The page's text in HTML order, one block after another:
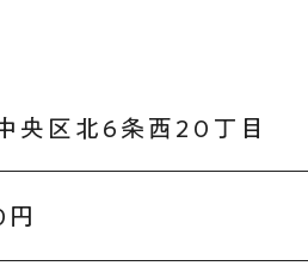
央区北6条西20丁目